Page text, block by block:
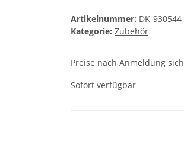
Artikelnummer: DK-930544
Kategorie: Zubehör
Preise nach Anmeldung
Sofort verfügbar